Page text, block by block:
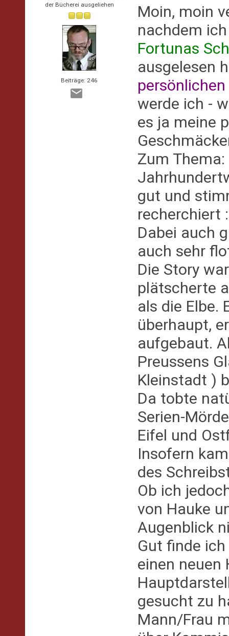
der Bücherei ausgeliehen
Beiträge: 246
Moin, moin
nachdem
Fortunas
ausgelesen
werde ich -
es ja meine
Zum
gut und
recherchiert
Dabei auch
auch sehr
Die Story
plätscherte
als die Elbe.
überhaupt,
aufgebaut.
Preussens
Kleinstadt )
Da tobte
Serien-
Eifel und
Insofern
des
Ob ich
von Hauke
Augenblick
Gut finde
einen neuen
gesucht zu
Mann/Frau